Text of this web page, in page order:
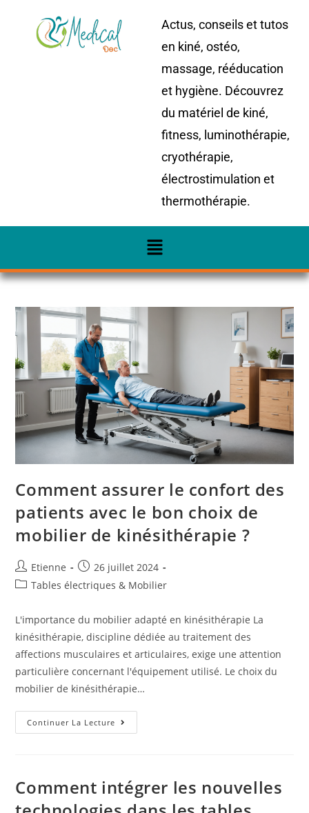
Actus, conseils et tutos
en kiné, ostéo,
massage, rééducation
et hygiène. Découvrez
du matériel de kiné,
fitness, luminothérapie,
cryothérapie,
électrostimulation et
thermothérapie.
Comment assurer le confort des
patients avec le bon choix de
mobilier de kinésithérapie ?
Etienne
26 juillet 2024
Tables électriques & Mobilier
L'importance du mobilier adapté en kinésithérapie La
kinésithérapie, discipline dédiée au traitement des
affections musculaires et articulaires, exige une attention
particulière concernant l'équipement utilisé. Le choix du
mobilier de kinésithérapie…
Continuer La Lecture
Comment intégrer les nouvelles